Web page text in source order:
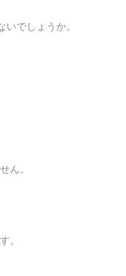
でしょうか。
ん。
。